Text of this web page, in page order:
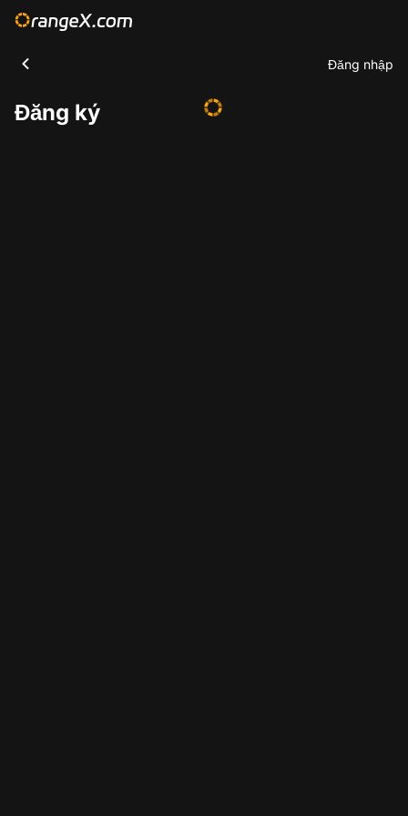
Đăng nhập
Đăng ký